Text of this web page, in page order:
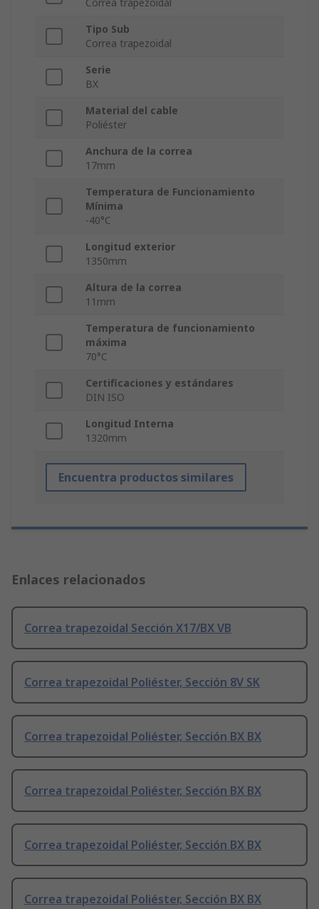
Correa trapezoidal
Tipo Sub
Correa trapezoidal
Serie
BX
Material del cable
Poliéster
Anchura de la correa
17mm
Temperatura de Funcionamiento
Mínima
-40°C
Longitud exterior
1350mm
Altura de la correa
11mm
Temperatura de funcionamiento
máxima
70°C
Certificaciones y estándares
DIN ISO
Longitud Interna
1320mm
Encuentra productos similares
Enlaces relacionados
Correa trapezoidal Sección X17/BX VB
Correa trapezoidal Poliéster, Sección 8V SK
Correa trapezoidal Poliéster, Sección BX BX
Correa trapezoidal Poliéster, Sección BX BX
Correa trapezoidal Poliéster, Sección BX BX
Correa trapezoidal Poliéster, Sección BX BX